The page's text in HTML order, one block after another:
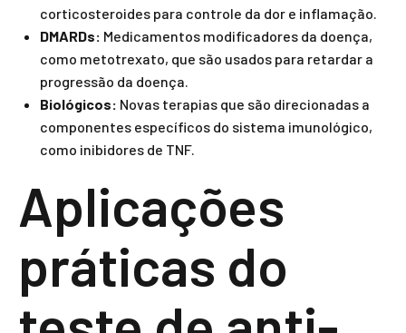
corticosteroides para controle da dor e inflamação.
DMARDs: Medicamentos modificadores da doença,
como metotrexato, que são usados para retardar a
progressão da doença.
Biológicos: Novas terapias que são direcionadas a
componentes específicos do sistema imunológico,
como inibidores de TNF.
Aplicações
práticas do